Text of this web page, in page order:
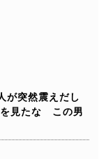
が突然震えだし
見たな この男